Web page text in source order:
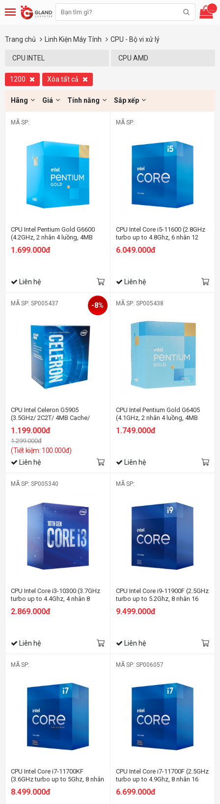
...
Trang chủ Linh Kiện Máy Tính CPU - Bộ vi xử lý
CPU INTEL CPU AMD
1200 Xóa tất cả
Hãng Giá Tính năng Sắp xếp
MÃ SP:
CPU Intel Pentium Gold G6600
(4.2GHz, 2 nhân 4 luồng, 4MB
1200)
1.699.000đ
Liên hệ
MÃ SP:
CPU Intel Core i5-11600 (2.8GHz
turbo up to 4.8Ghz, 6 nhân 12
Socket Intel LGA 1200
6.049.000đ
Liên hệ
MÃ SP: SP005437
CPU Intel Celeron G5905
(3.5GHz/ 2C2T/ 4MB Cache/
Socket 1200)
1.199.000đ
1.299.000đ
(Tiết kiệm: 100.000đ)
-8%
Liên hệ
MÃ SP: SP005438
CPU Intel Pentium Gold G6405
(4.1GHz, 2 nhân 4 luồng, 4MB
Cache, 58W) - Socket Intel LGA
1200)
1.749.000đ
Liên hệ
MÃ SP: SP005340
CPU Intel Core i3-10300 (3.7GHz
turbo up to 4.4Ghz, 4 nhân 8
Intel LGA 1200
2.869.000đ
Liên hệ
MÃ SP:
CPU Intel Core i9-11900F (2.5GHz
turbo up to 5.2Ghz, 8 nhân 16
Socket Intel LGA 1200
9.499.000đ
Liên hệ
MÃ SP:
CPU Intel Core i7-11700KF
(3.6GHz turbo up to 5Ghz, 8 nhân
16 luồng, 16MB Cache, 125W) -
Socket Intel LGA 1200
8.499.000đ
MÃ SP: SP006057
CPU Intel Core i7-11700F (2.5GHz
turbo up to 4.9Ghz, 8 nhân 16
luồng, 16MB Cache, 65W) -
Socket Intel LGA 1200
6.699.000đ